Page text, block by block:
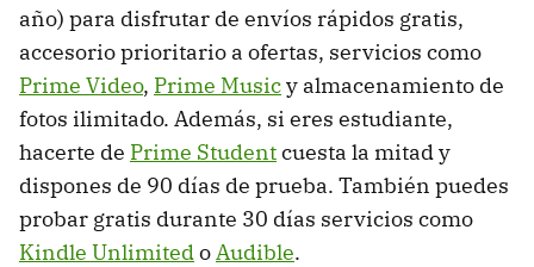
año) para disfrutar de envíos rápidos gratis,
accesorio prioritario a ofertas, servicios como
Prime Video, Prime Musicy almacenamiento de
fotos ilimitado. Además, si eres estudiante,
hacerte de Prime Studentcuesta la mitad y
dispones de 90 días de prueba. También puedes
probar gratis durante 30 días servicios como
Kindle UnlimitedoAudible.